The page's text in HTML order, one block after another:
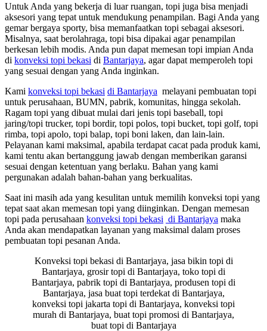
Untuk Anda yang bekerja di luar ruangan, topi juga bisa menjadi
aksesori yang tepat untuk mendukung penampilan. Bagi Anda yang
gemar bergaya sporty, bisa memanfaatkan topi sebagai aksesori.
Misalnya, saat berolahraga, topi bisa dipakai agar penampilan
berkesan lebih modis. Anda pun dapat memesan topi impian Anda
di konveksi topi bekasi di Bantarjaya, agar dapat memperoleh topi
yang sesuai dengan yang Anda inginkan.
Kami konveksi topi bekasi di Bantarjaya melayani pembuatan topi
untuk perusahaan, BUMN, pabrik, komunitas, hingga sekolah.
Ragam topi yang dibuat mulai dari jenis topi baseball, topi
jaring/topi trucker, topi bordir, topi polos, topi bucket, topi golf, topi
rimba, topi apolo, topi balap, topi boni laken, dan lain-lain.
Pelayanan kami maksimal, apabila terdapat cacat pada produk kami,
kami tentu akan bertanggung jawab dengan memberikan garansi
sesuai dengan ketentuan yang berlaku. Bahan yang kami
pergunakan adalah bahan-bahan yang berkualitas.
Saat ini masih ada yang kesulitan untuk memilih konveksi topi yang
tepat saat akan memesan topi yang diinginkan. Dengan memesan
topi pada perusahaan konveksi topi bekasi di Bantarjaya maka
Anda akan mendapatkan layanan yang maksimal dalam proses
pembuatan topi pesanan Anda.
Konveksi topi bekasi di Bantarjaya, jasa bikin topi di
Bantarjaya, grosir topi di Bantarjaya, toko topi di
Bantarjaya, pabrik topi di Bantarjaya, produsen topi di
Bantarjaya, jasa buat topi terdekat di Bantarjaya,
konveksi topi jakarta topi di Bantarjaya, konveksi topi
murah di Bantarjaya, buat topi promosi di Bantarjaya,
buat topi di Bantarjaya